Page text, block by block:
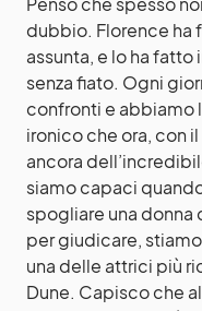
dubbio. Florence ha
assunta, e lo ha
senza fiato. Ogni
confronti e abbiamo
ironico che ora, con
ancora
siamo capaci
spogliare una
per giudicare,
una delle attrici più
Dune. Capisco che